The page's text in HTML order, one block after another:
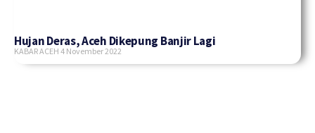
Hujan Deras, Aceh Dikepung Banjir Lagi
KABAR ACEH 4 November 2022